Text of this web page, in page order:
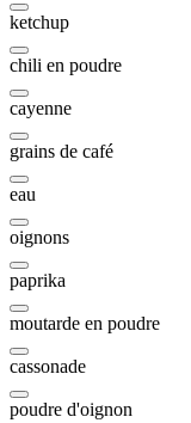
ketchup
chili en poudre
cayenne
grains de café
eau
oignons
paprika
moutarde en poudre
cassonade
poudre d'oignon